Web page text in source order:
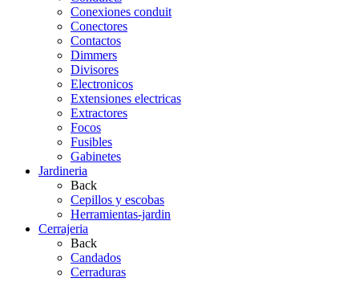
Conexiones conduit
Conectores
Contactos
Dimmers
Divisores
Electronicos
Extensiones electricas
Extractores
Focos
Fusibles
Gabinetes
Jardineria
Back
Cepillos y escobas
Herramientas-jardin
Cerrajeria
Back
Candados
Cerraduras